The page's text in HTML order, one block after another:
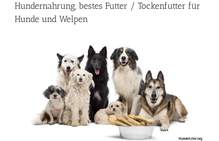
Hundernahrung, bestes Futter / Tockenfutter für
Hunde und Welpen